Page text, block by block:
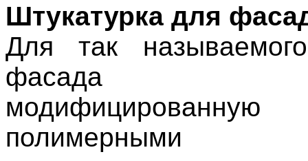
Штукатурка для
Для так
фасада
полимерными